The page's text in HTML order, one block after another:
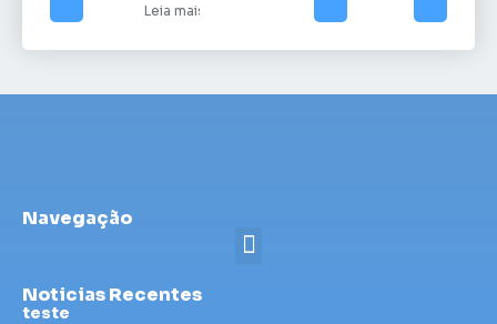
Leia mais
Navegação
Noticias Recentes
teste